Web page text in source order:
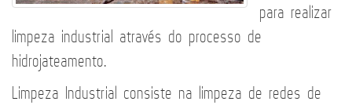
para realizar
limpeza industrial através do processo de
hidrojateamento.
Limpeza Industrial consiste na limpeza de redes de